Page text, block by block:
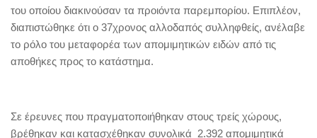
του οποίου διακινούσαν τα προιόντα παρεμπορίου. Επιπλέον,
διαπιστώθηκε ότι ο 37χρονος αλλοδαπός συλληφθείς, ανέλαβε
το ρόλο του μεταφορέα των απομιμητικών ειδών από τις
αποθήκες προς το κατάστημα.
Σε έρευνες που πραγματοποιήθηκαν στους τρείς χώρους,
βρέθηκαν και κατασχέθηκαν συνολικά 2.392 απομιμητικά